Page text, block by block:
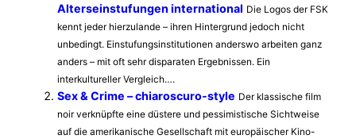
Alterseinstufungen international Die Logos der FSK
kennt jeder hierzulande – ihren Hintergrund jedoch nicht
unbedingt. Einstufungsinstitutionen anderswo arbeiten ganz
anders – mit oft sehr disparaten Ergebnissen. Ein
interkultureller Vergleich….
Sex & Crime – chiaroscuro-style Der klassische film
noir verknüpfte eine düstere und pessimistische Sichtweise
auf die amerikanische Gesellschaft mit europäischer Kino-